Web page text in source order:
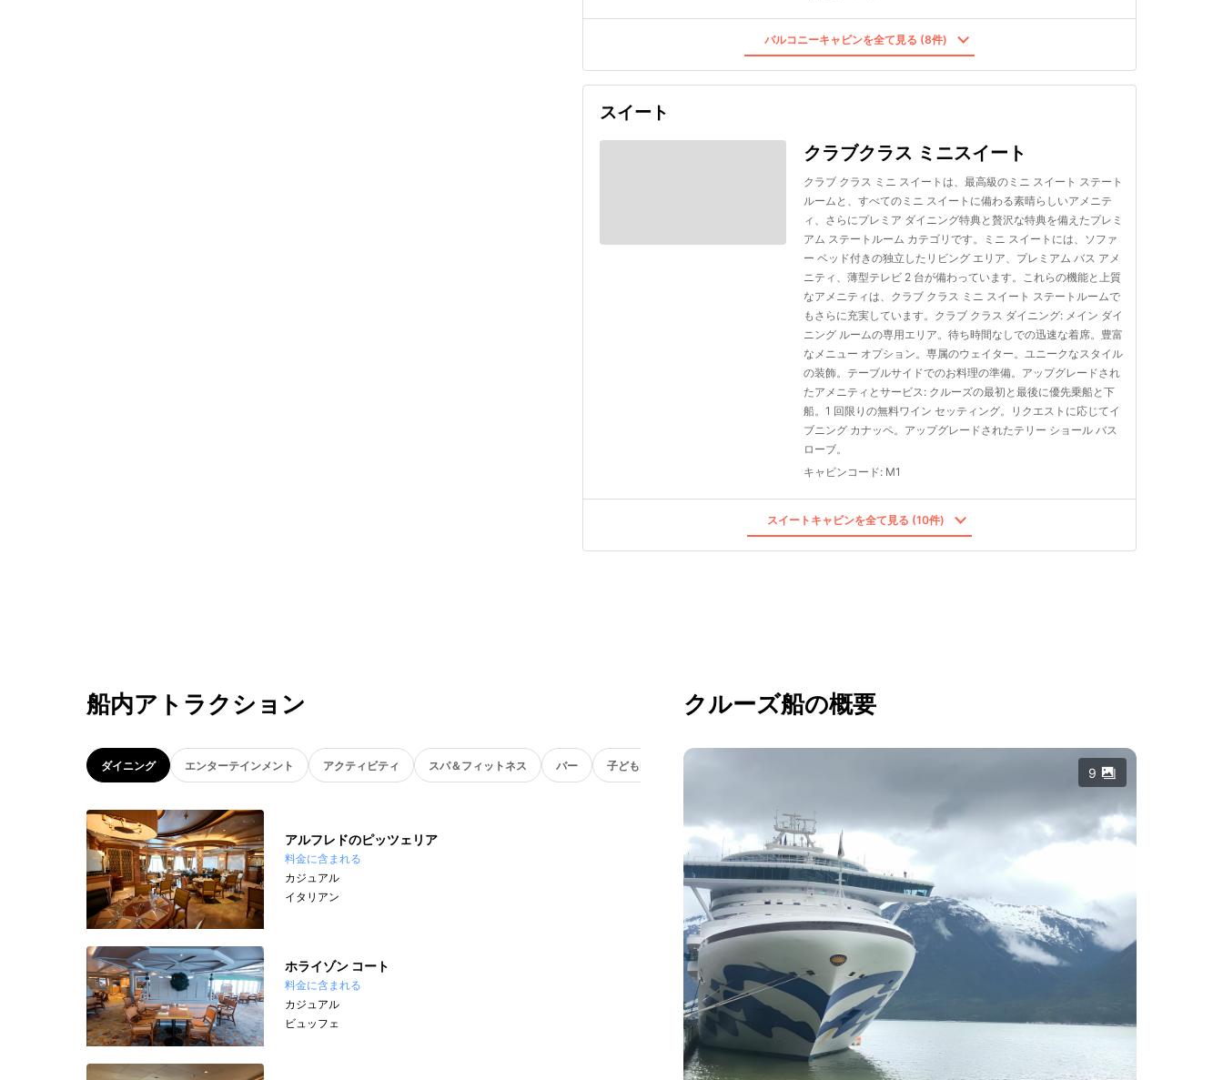
バルコニーキャビンを全て見る (8件)
スイート
クラブクラス ミニスイート
クラブ クラス ミニ スイートは、最高級のミニ スイート ステート
ルームと、すべてのミニ スイートに備わる素晴らしいアメニテ
ィ、さらにプレミア ダイニング特典と贅沢な特典を備えたプレミ
アム ステートルーム カテゴリです。ミニ スイートには、ソファ
ー ベッド付きの独立したリビング エリア、プレミアム バス アメ
ニティ、薄型テレビ 2 台が備わっています。これらの機能と上質
なアメニティは、クラブ クラス ミニ スイート ステートルームで
もさらに充実しています。クラブ クラス ダイニング: メイン ダイ
ニング ルームの専用エリア。待ち時間なしでの迅速な着席。豊富
なメニュー オプション。専属のウェイター。ユニークなスタイル
の装飾。テーブルサイドでのお料理の準備。アップグレードされ
たアメニティとサービス: クルーズの最初と最後に優先乗船と下
船。1 回限りの無料ワイン セッティング。リクエストに応じてイ
ブニング カナッペ。アップグレードされたテリー ショール バス
ローブ。
キャビンコード: M1
スイートキャビンを全て見る (10件)
船内アトラクション
ダイニング エンターテインメント アクティビティ スパ＆フィットネス バー 子ども向け
アルフレドのピッツェリア
料金に含まれる
カジュアル
イタリアン
ホライゾン コート
料金に含まれる
カジュアル
ビュッフェ
クルーズ船の概要
9